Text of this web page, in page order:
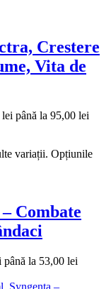
Crestere
Vita de
până la 95,00 lei
variații. Opțiunile
Combate
la 53,00 lei